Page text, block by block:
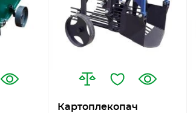
Картоплекопач